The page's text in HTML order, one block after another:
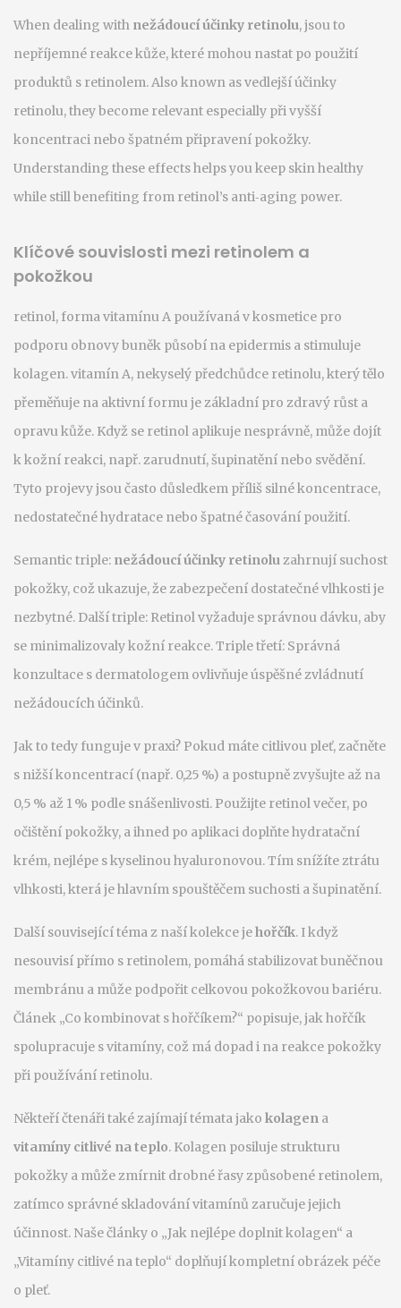
When dealing with nežádoucí účinky retinolu,jsou to
nepříjemné reakce kůže, které mohou nastat po použití
produktů s retinolem. Also known asvedlejší účinky
retinolu, they become relevant especially při vyšší
koncentraci nebo špatném připravení pokožky.
Understanding these effects helps you keep skin healthy
while still benefiting from retinol’s anti‑aging power.
Klíčové souvislosti mezi retinolem a
pokožkou
retinol, forma vitamínu A používaná v kosmetice pro
podporu obnovy buněk působí na epidermis a stimuluje
kolagen.vitamín A, nekyselý předchůdce retinolu, který tělo
přeměňuje na aktivní formuje základní pro zdravý růst a
opravu kůže. Když se retinol aplikuje nesprávně, může dojít
kkožní reakci, např. zarudnutí, šupinatění nebo svědění.
Tyto projevy jsou často důsledkem příliš silné koncentrace,
nedostatečné hydratace nebo špatné časování použití.
Semantic triple: nežádoucí účinky retinoluzahrnují suchost
pokožky, což ukazuje, že zabezpečení dostatečné vlhkosti je
nezbytné. Další triple: Retinol vyžaduje správnou dávku, aby
se minimalizovaly kožní reakce. Triple třetí: Správná
konzultace s dermatologem ovlivňuje úspěšné zvládnutí
nežádoucích účinků.
Jak to tedy funguje v praxi? Pokud máte citlivou pleť, začněte
s nižší koncentrací (např. 0,25 %) a postupně zvyšujte až na
0,5 % až 1 % podle snášenlivosti. Použijte retinol večer, po
očištění pokožky, a ihned po aplikaci doplňte hydratační
krém, nejlépe s kyselinou hyaluronovou. Tím snížíte ztrátu
vlhkosti, která je hlavním spouštěčem suchosti a šupinatění.
Další související téma z naší kolekce jehořčík. I když
nesouvisí přímo s retinolem, pomáhá stabilizovat buněčnou
membránu a může podpořit celkovou pokožkovou bariéru.
Článek „Co kombinovat s hořčíkem?“ popisuje, jak hořčík
spolupracuje s vitamíny, což má dopad i na reakce pokožky
při používání retinolu.
Někteří čtenáři také zajímají témata jako kolagen a
vitamíny citlivé na teplo. Kolagen posiluje strukturu
pokožky a může zmírnit drobné řasy způsobené retinolem,
zatímco správné skladování vitamínů zaručuje jejich
účinnost. Naše články o „Jak nejlépe doplnit kolagen“ a
„Vitamíny citlivé na teplo“ doplňují kompletní obrázek péče
o pleť.